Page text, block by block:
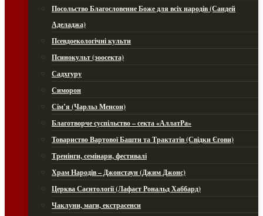
Посольство Благословенне Боже для всіх народів (Сандей
Аделаджа)
Псевдоекологічні культи
Псинокульт (зоосекта)
Садхгуру
Симорон
Сім’я (Чарльз Менсон)
Благотворче суспільство – секта «АллатРа»
Товариство Вартової Башти та Трактатів (Свідки Єгови)
Тренінги, семінари, фестивалі
Храм Народів – Джонстаун (Джим Джонс)
Церква Саєнтології (Лафаєт Рональд Хаббард)
Чаклуни, маги, екстрасенси